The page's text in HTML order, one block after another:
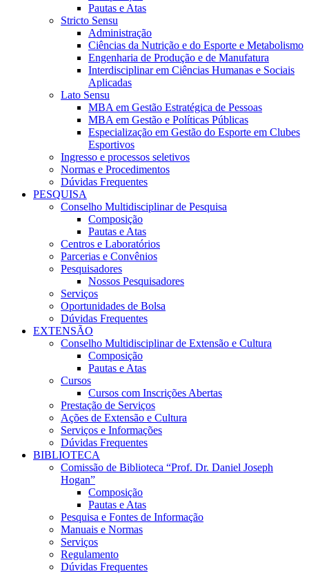
Pautas e Atas
Stricto Sensu
Administração
Ciências da Nutrição e do Esporte e Metabolismo
Engenharia de Produção e de Manufatura
Interdisciplinar em Ciências Humanas e Sociais
Aplicadas
Lato Sensu
MBA em Gestão Estratégica de Pessoas
MBA em Gestão e Políticas Públicas
Especialização em Gestão do Esporte em Clubes
Esportivos
Ingresso e processos seletivos
Normas e Procedimentos
Dúvidas Frequentes
PESQUISA
Conselho Multidisciplinar de Pesquisa
Composição
Pautas e Atas
Centros e Laboratórios
Parcerias e Convênios
Pesquisadores
Nossos Pesquisadores
Serviços
Oportunidades de Bolsa
Dúvidas Frequentes
EXTENSÃO
Conselho Multidisciplinar de Extensão e Cultura
Composição
Pautas e Atas
Cursos
Cursos com Inscrições Abertas
Prestação de Serviços
Ações de Extensão e Cultura
Serviços e Informações
Dúvidas Frequentes
BIBLIOTECA
Comissão de Biblioteca “Prof. Dr. Daniel Joseph
Hogan”
Composição
Pautas e Atas
Pesquisa e Fontes de Informação
Manuais e Normas
Serviços
Regulamento
Dúvidas Frequentes